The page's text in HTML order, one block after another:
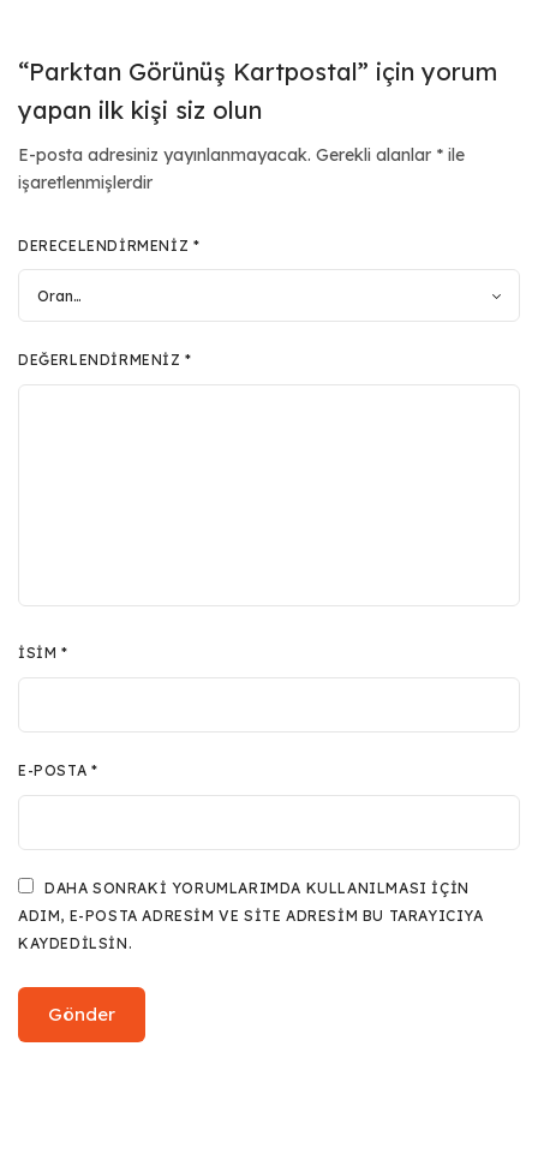
“Parktan Görünüş Kartpostal” için yorum
yapan ilk kişi siz olun
E-posta adresiniz yayınlanmayacak. Gerekli alanlar * ile
işaretlenmişlerdir
DERECELENDIRMENIZ *
DEĞERLENDIRMENIZ*
İSIM*
E-POSTA *
DAHA SONRAKI YORUMLARIMDA KULLANILMASI IÇIN
ADIM, E-POSTA ADRESIM VE SITE ADRESIM BU TARAYICIYA
KAYDEDILSIN.